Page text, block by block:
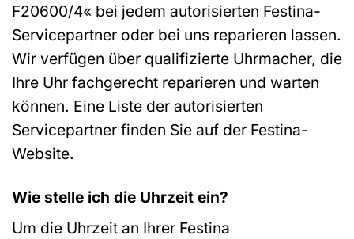
F20600/4« bei jedem autorisierten Festina-
Servicepartner oder bei uns reparieren lassen.
Wir verfügen über qualifizierte Uhrmacher, die
Ihre Uhr fachgerecht reparieren und warten
können. Eine Liste der autorisierten
Servicepartner finden Sie auf der Festina-
Website.
Wie stelle ich die Uhrzeit ein?
Um die Uhrzeit an Ihrer Festina